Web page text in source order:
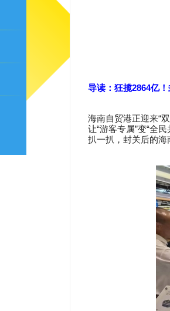
导读：狂揽2864亿！
海南自贸港正迎来“
让“游客专属”变“全民
扒一扒，封关后的海